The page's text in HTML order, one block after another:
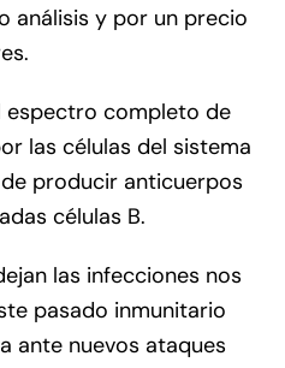
análisis y por un precio
espectro completo de
las células del sistema
producir anticuerpos
células B.
las infecciones nos
pasado inmunitario
ante nuevos ataques